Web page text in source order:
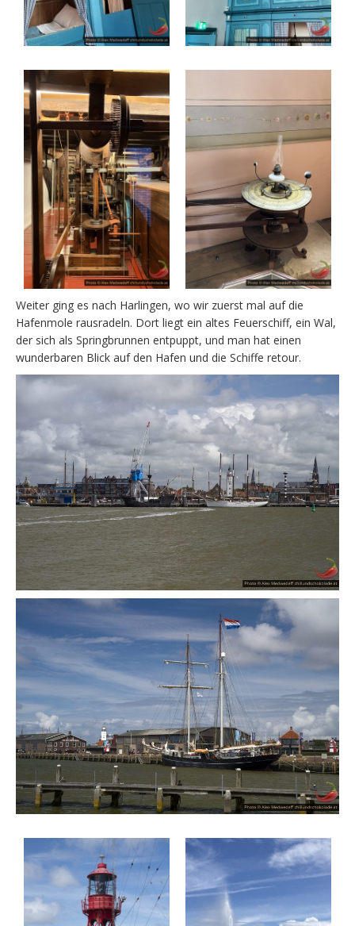
Weiter ging es nach Harlingen, wo wir zuerst mal auf die
Hafenmole rausradeln. Dort liegt ein altes Feuerschiff, ein Wal,
der sich als Springbrunnen entpuppt, und man hat einen
wunderbaren Blick auf den Hafen und die Schiffe retour.